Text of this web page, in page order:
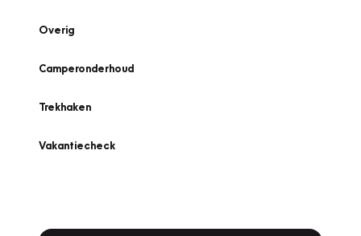
Overig
Camperonderhoud
Trekhaken
Vakantiecheck